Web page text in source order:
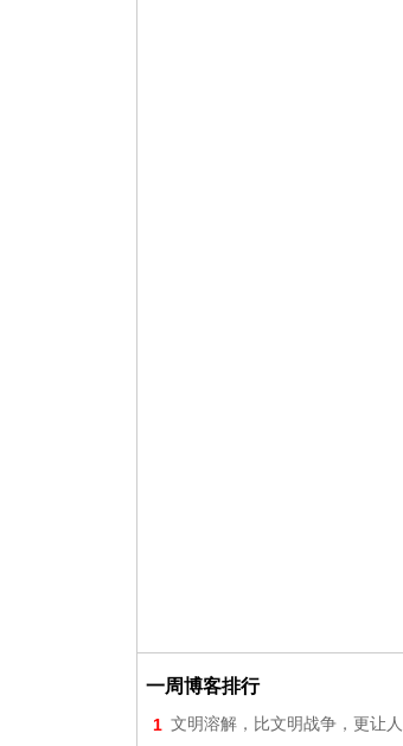
一周博客排行
1 文明溶解，比文明战争，更让人